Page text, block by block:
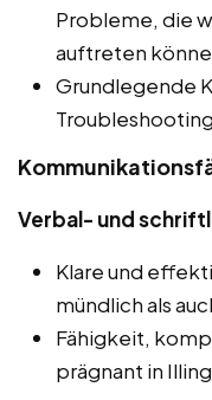
Probleme, die
auftreten
Grundlegende
Verbal- und
Klare und
mündlich als
Fähigkeit,
prägnant in